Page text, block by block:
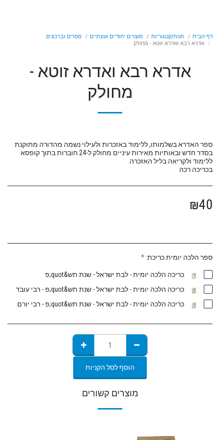
דף הבית חנות/קטגוריות מוצרים יחודיים ועונתיים
ספרים וברכונים
אדרא רבא ואדרא זוטא - מחולק
אדרא רבא ואדרא זוטא -
מחולק
ספר האדרא בשלמותו, ללימוד באזכרות ולעילוי נשמה מהדורה מתוקנת
בסדר חדש ובאותיות מאירות עיניים מחולק ל-24 חוברות בתוך קופסא
בכריכה רכה
₪40
ספר הלכה יומית כריכת: *
כריכה הלכה יומית - לבת ישראל - שנת תש&quot;פ
כריכה הלכה יומית - לבת ישראל - שנת תש&quot;פ - רבי עובד
כריכה הלכה יומית - לבת ישראל - שנת תש&quot;פ - רבי יורם
הוסף לסל הקניות
מוצרים קשורים